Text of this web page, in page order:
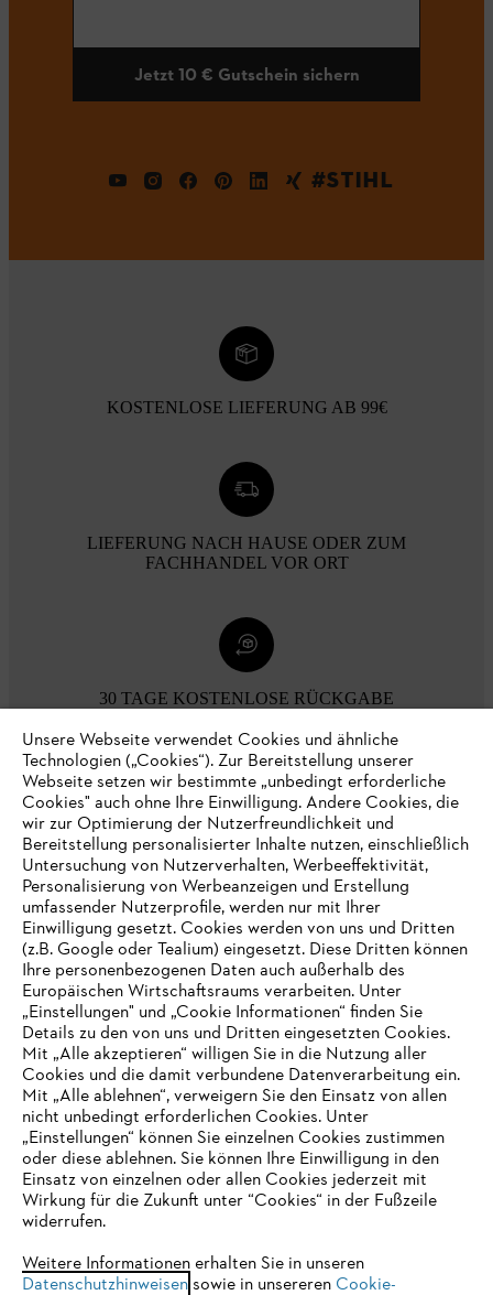
Jetzt 10 € Gutschein sichern
#STIHL
KOSTENLOSE LIEFERUNG AB 99€
LIEFERUNG NACH HAUSE ODER ZUM
FACHHANDEL VOR ORT
30 TAGE KOSTENLOSE RÜCKGABE
Zahlungsmöglichkeiten
Unternehmen
Online Shop
Service
IHR BROWSER WIRD NICHT
UNTERSTÜTZT
eine optimale Nutzung unserer Seite empfehlen wir Ihnen, zu
einem der folgenden Browser zu wechseln:
Unsere Webseite verwendet Cookies und ähnliche
Technologien („Cookies“). Zur Bereitstellung unserer
Webseite setzen wir bestimmte „unbedingt erforderliche
Cookies" auch ohne Ihre Einwilligung. Andere Cookies, die
wir zur Optimierung der Nutzerfreundlichkeit und
Bereitstellung personalisierter Inhalte nutzen, einschließlich
Untersuchung von Nutzerverhalten, Werbeeffektivität,
Personalisierung von Werbeanzeigen und Erstellung
umfassender Nutzerprofile, werden nur mit Ihrer
Einwilligung gesetzt. Cookies werden von uns und Dritten
(z.B. Google oder Tealium) eingesetzt. Diese Dritten können
Ihre personenbezogenen Daten auch außerhalb des
Europäischen Wirtschaftsraums verarbeiten. Unter
„Einstellungen" und „Cookie Informationen“ finden Sie
Details zu den von uns und Dritten eingesetzten Cookies.
Mit „Alle akzeptieren“ willigen Sie in die Nutzung aller
Cookies und die damit verbundene Datenverarbeitung ein.
Mit „Alle ablehnen“, verweigern Sie den Einsatz von allen
nicht unbedingt erforderlichen Cookies. Unter
„Einstellungen“ können Sie einzelnen Cookies zustimmen
oder diese ablehnen. Sie können Ihre Einwilligung in den
Einsatz von einzelnen oder allen Cookies jederzeit mit
Wirkung für die Zukunft unter “Cookies“ in der Fußzeile
widerrufen.
Weitere Informationen erhalten Sie in unseren
Datenschutzhinweisensowie in unsereren Cookie-